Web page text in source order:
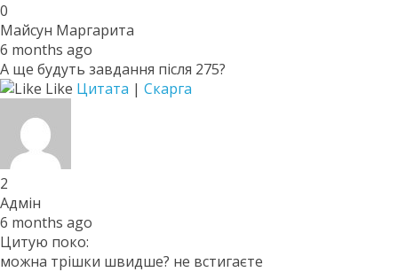
0
Майсун Маргарита
6 months ago
А ще будуть завдання після 275?
Like Цитата | Скарга
2
Адмін
6 months ago
Цитую поко:
можна трішки швидше? не встигаєте